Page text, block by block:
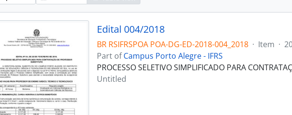
Edital 004/2018
BR RSIFRSPOA POA-DG-ED-2018-004_2018 · Item ·
Part ofCampus Porto Alegre - IFRS
PROCESSO SELETIVO SIMPLIFICADO PARA
Untitled